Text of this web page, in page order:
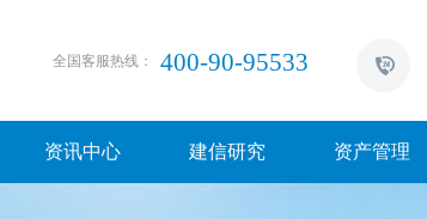
全国客服热线： 400-90-95533
资讯中心 建信研究 资产管理